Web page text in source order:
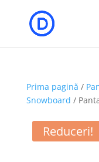
Prima pagină /
Snowboard /
Reduceri!